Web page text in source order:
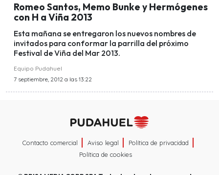
Romeo Santos, Memo Bunke y Hermógenes
con H a Viña 2013
Esta mañana se entregaron los nuevos nombres de
invitados para conformar la parrilla del próximo
Festival de Viña del Mar 2013.
Equipo Pudahuel
7 septiembre, 2012 a las 13:22
Contacto comercial Aviso legal
Política de privacidad
Política de cookies